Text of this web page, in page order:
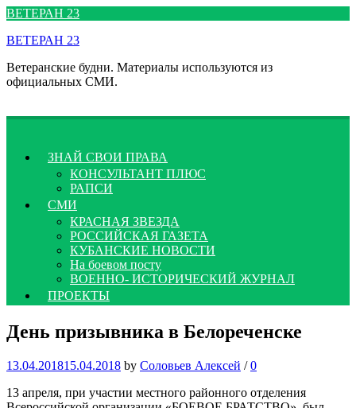
Перейти
содержимому
ВЕТЕРАН 23
ВЕТЕРАН 23
Ветеранские будни. Материалы используются из
официальных СМИ.
ЗНАЙ СВОИ ПРАВА
КОНСУЛЬТАНТ ПЛЮС
РАПСИ
СМИ
КРАСНАЯ ЗВЕЗДА
РОССИЙСКАЯ ГАЗЕТА
КУБАНСКИЕ НОВОСТИ
На боевом посту
ВОЕННО- ИСТОРИЧЕСКИЙ ЖУРНАЛ
ПРОЕКТЫ
День призывника в Белореченске
13.04.201815.04.2018 by Соловьев Алексей / 0
13 апреля, при участии местного районного отделения